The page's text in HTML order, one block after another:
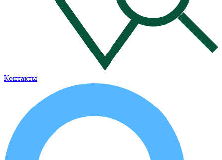
Контакты